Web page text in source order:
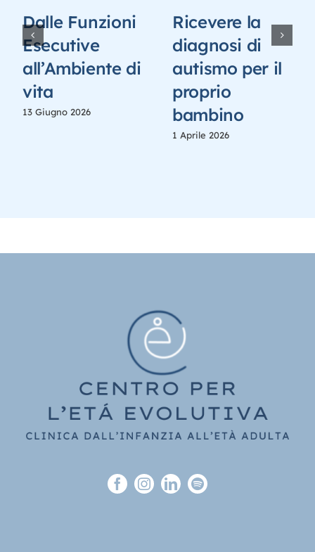
Dalle Funzioni
Esecutive
all’Ambiente di
vita
13 Giugno 2026
Ricevere la
diagnosi di
autismo per il
proprio
bambino
1 Aprile 2026